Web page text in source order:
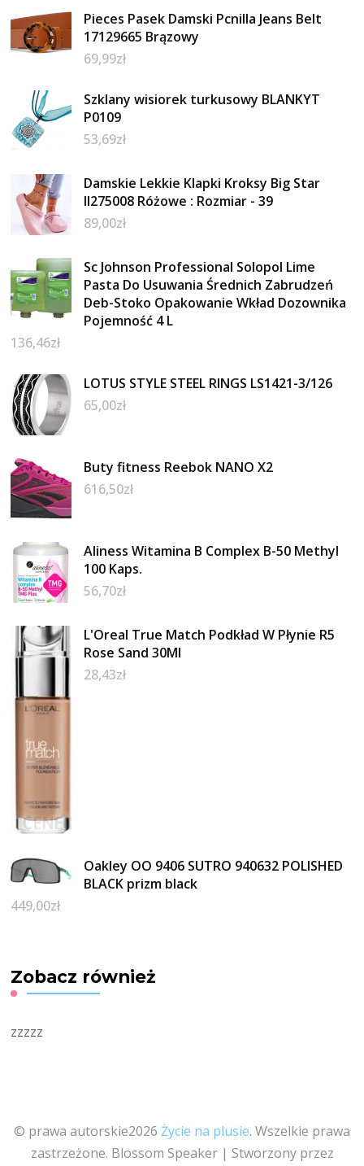
Pieces Pasek Damski Pcnilla Jeans Belt
17129665 Brązowy
69,99zł
Szklany wisiorek turkusowy BLANKYT
P0109
53,69zł
Damskie Lekkie Klapki Kroksy Big Star
II275008 Różowe : Rozmiar - 39
89,00zł
Sc Johnson Professional Solopol Lime
Pasta Do Usuwania Średnich Zabrudzeń
Deb-Stoko Opakowanie Wkład Dozownika
Pojemność 4 L
136,46zł
LOTUS STYLE STEEL RINGS LS1421-3/126
65,00zł
Buty fitness Reebok NANO X2
616,50zł
Aliness Witamina B Complex B-50 Methyl
100 Kaps.
56,70zł
L'Oreal True Match Podkład W Płynie R5
Rose Sand 30Ml
28,43zł
Oakley OO 9406 SUTRO 940632 POLISHED
BLACK prizm black
449,00zł
Zobacz również
zzzzz
© prawa autorskie2026 Życie na plusie. Wszelkie prawa
zastrzeżone. Blossom Speaker | Stworzony przez